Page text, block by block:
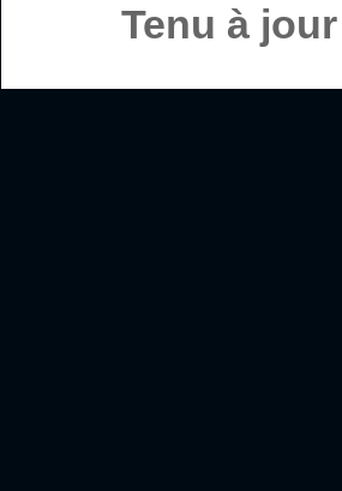
Tenu à